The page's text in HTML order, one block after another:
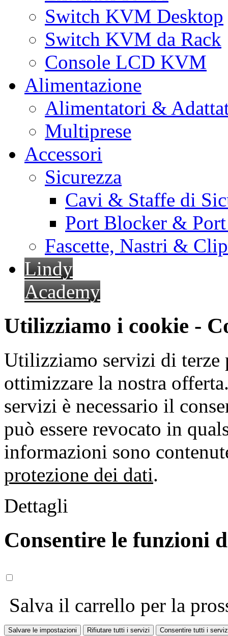
Switch KVM Desktop
Switch KVM da Rack
Console LCD KVM
Alimentazione
Alimentatori &
Multiprese
Accessori
Sicurezza
Cavi & Staffe di
Port Blocker &
Fascette, Nastri &
Lindy
Academy
Utilizziamo i cookie -
Utilizziamo servizi di terze
ottimizzare la nostra
servizi è necessario il
può essere revocato in
informazioni sono
protezione dei dati.
Dettagli
Consentire le funzioni
Salva il carrello per la
Salvare le impostazioni Rifiutare tutti i servizi Consentire tutti i